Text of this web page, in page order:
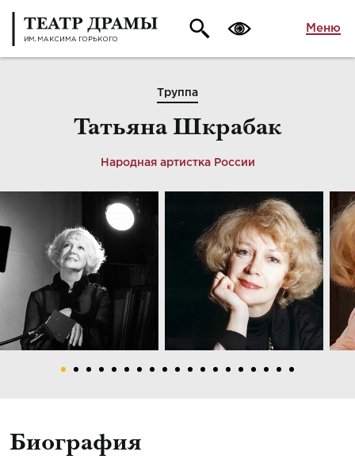
Меню
Труппа
Татьяна Шкрабак
Народная артистка России
Биография